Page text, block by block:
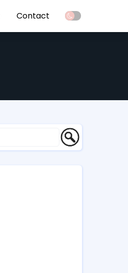
Contact